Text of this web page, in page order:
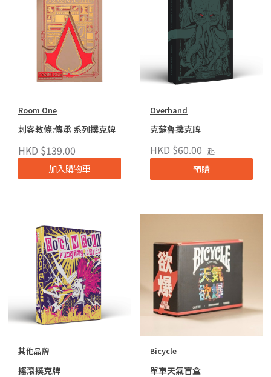
Room One
刺客教條:傳承 系列撲克牌
HKD $139.00
加入購物車
Overhand
克蘇魯撲克牌
HKD $60.00 起
預購
其他品牌
搖滾撲克牌
Bicycle
單車天氣盲盒